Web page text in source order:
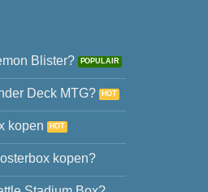
Blister?
Deck MTG?
kopen
kopen?